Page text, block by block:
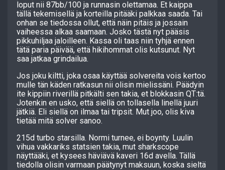
loput nii 87bb/100 ja runnasin olettamaa. Et kaippa
tällä tekemisellä ja korteilla pitääki palkkaa saada. Tai
onhan se tiedossa ollut, että näin pitäis ja jossain
vaiheessa alkaa saamaan. Josko tästä nyt pääsis
pikkuhiljaa jaloilleen. Kassa oli taas niin tyhjä ennen
tätä paria päivää, että hikihommat olis kutsunut. Nyt
saa jatkaa grindailua.
Jos joku kiltti, joka osaa käyttää solvereita vois kertoo
mulle tän käden ratkasun nii olisin mielissäni. Päädyin
ite kippiin riverillä pitkälti sen takia, et blokkasin QT:tä.
Jotenkin en usko, että siellä on tollasella linellä juuri
jätkiä. Eli siellä on ilmaa tai tripsit. Mut joo, olis kiva
tietää mitä solver sanoo.
215d turbo starsilla. Normi turnee, ei boynty. Luulin
vihua vakkariks statsien takia, mut sharkscope
näyttääki, et kysees häviävä kaveri 16d avella. Tällä
tiedolla olisin varmaan päätynyt maksuun, koska sieltä